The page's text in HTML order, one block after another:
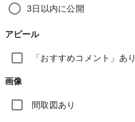
3日以内に公開
アピール
「おすすめコメント」あり
画像
間取図あり